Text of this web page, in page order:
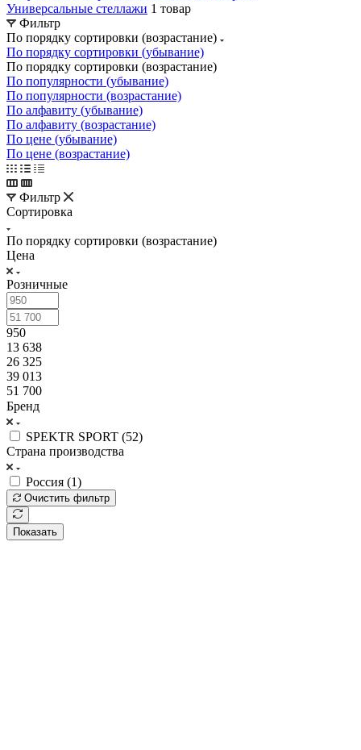
Универсальные стеллажи 1 товар
Фильтр
По порядку сортировки (возрастание)
По порядку сортировки (убывание)
По порядку сортировки (возрастание)
По популярности (убывание)
По популярности (возрастание)
По алфавиту (убывание)
По алфавиту (возрастание)
По цене (убывание)
По цене (возрастание)
Фильтр
Сортировка
По порядку сортировки (возрастание)
Цена
Розничные
950
13 638
26 325
39 013
51 700
Бренд
SPEKTR SPORT (52)
Страна производства
Россия (1)
Очистить фильтр
Показать